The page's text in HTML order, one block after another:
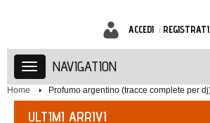
ACCEDI REGISTRATI
NAVIGATION
Home Profumo argentino (tracce complete per
ULTIMI ARRIVI